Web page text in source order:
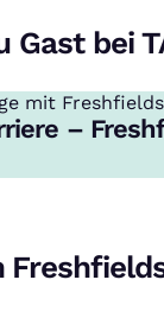
Gast bei
mit Freshfields
–